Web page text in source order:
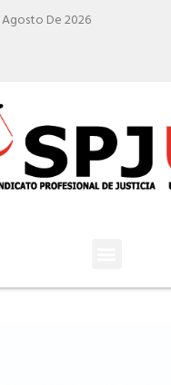
De 2026